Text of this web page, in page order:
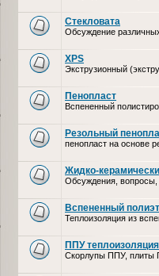
Стекловата
Обсуждение
XPS
Экструзионный
Пенопласт
Вспененный
Резольный
пенопласт на основе
Жидко-
Обсуждения,
Вспененный
Теплоизоляция из
ППУ
Скорлупы ППУ, плиты